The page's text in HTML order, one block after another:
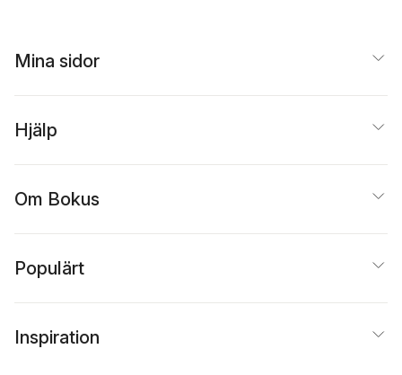
Mina sidor
Hjälp
Om Bokus
Populärt
Inspiration